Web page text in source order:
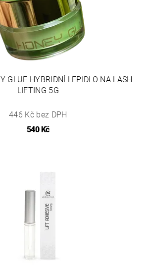
GLUE HYBRIDNÍ LEPIDLO NA LASH
LIFTING 5G
446 Kč bez DPH
540 Kč